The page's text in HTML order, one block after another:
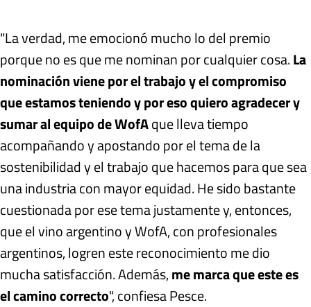
"La verdad, me emocionó mucho lo del premio
porque no es que me nominan por cualquier cosa.La
nominación viene por el trabajo y el compromiso
que estamos teniendo y por eso quiero agradecer y
sumar al equipo de WofAque lleva tiempo
acompañando y apostando por el tema de la
sostenibilidad y el trabajo que hacemos para que sea
una industria con mayor equidad. He sido bastante
cuestionada por ese tema justamente y, entonces,
que el vino argentino y WofA, con profesionales
argentinos, logren este reconocimiento me dio
mucha satisfacción. Además,me marca que este es
el camino correcto", confiesa Pesce.